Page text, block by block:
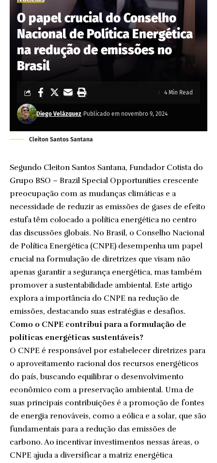
O papel crucial do Conselho
Nacional de Política Energética
na redução de emissões no
Brasil
Diego Velázquez Publicado em novembro 9, 2024
4 Min Read
Cleiton Santos Santana
Segundo Cleiton Santos Santana, Fundador Cotista do
Grupo BSO – Brazil Special Opportunities crescente
preocupação com as mudanças climáticas e a
necessidade de reduzir as emissões de gases de efeito
estufa têm colocado a política energética no centro
das discussões globais. No Brasil, o Conselho Nacional
de Política Energética (CNPE) desempenha um papel
crucial na formulação de diretrizes que visam não
apenas garantir a segurança energética, mas também
promover a sustentabilidade ambiental. Este artigo
explora a importância do CNPE na redução de
emissões, destacando suas estratégias e desafios.
Como o CNPE contribui para a formulação de
políticas energéticas sustentáveis?
O CNPE é responsável por estabelecer diretrizes para
o aproveitamento racional dos recursos energéticos
do país, buscando equilibrar o desenvolvimento
econômico com a preservação ambiental. Uma de
suas principais contribuições é a promoção de fontes
de energia renováveis, como a eólica e a solar, que são
fundamentais para a redução das emissões de
carbono. Ao incentivar investimentos nessas áreas, o
CNPE ajuda a diversificar a matriz energética